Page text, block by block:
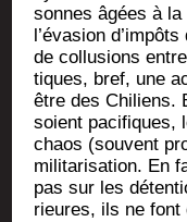
sonnes âgées à
l’évasion
de col­lu­sions
tiques, bref, une
être des Chi­liens.
soient paci­fiques,
chaos (sou­vent
mili­ta­ri­sa­tion. En
pas sur les
rieures, ils ne font